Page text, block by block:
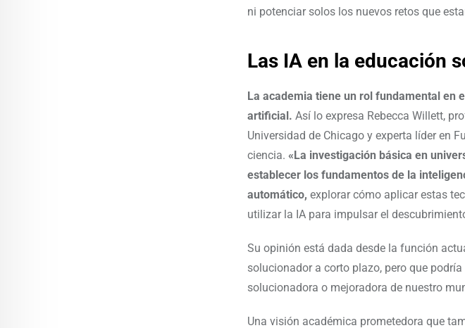
ni potenciar solos los nuevos retos que
Las IA en la educación
La academia tiene un rol fundamental en
artificial. Así lo expresa Rebecca Willett,
Universidad de Chicago y experta líder en
ciencia. «La investigación básica en
establecer los fundamentos de la
automático, explorar cómo aplicar estas
utilizar la IA para impulsar el
Su opinión está dada desde la función
solucionador a corto plazo, pero que
solucionadora o mejoradora de nuestro
Una visión académica prometedora que